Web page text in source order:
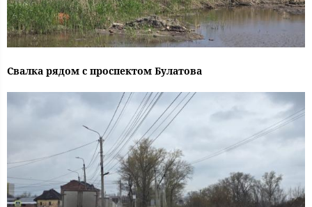
Свалка рядом с проспектом Булатова